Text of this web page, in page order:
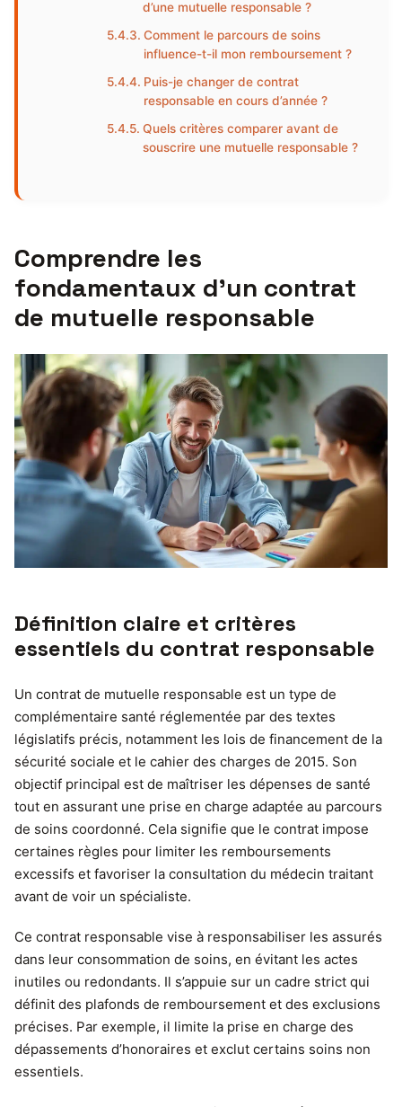
d’une mutuelle responsable ?
Comment le parcours de soins
influence-t-il mon remboursement ?
Puis-je changer de contrat
responsable en cours d’année ?
Quels critères comparer avant de
souscrire une mutuelle responsable ?
Comprendre les
fondamentaux d’un contrat
de mutuelle responsable
Définition claire et critères
essentiels du contrat responsable
Un contrat de mutuelle responsable est un type de
complémentaire santé réglementée par des textes
législatifs précis, notamment les lois de financement de la
sécurité sociale et le cahier des charges de 2015. Son
objectif principal est de maîtriser les dépenses de santé
tout en assurant une prise en charge adaptée au parcours
de soins coordonné. Cela signifie que le contrat impose
certaines règles pour limiter les remboursements
excessifs et favoriser la consultation du médecin traitant
avant de voir un spécialiste.
Ce contrat responsable vise à responsabiliser les assurés
dans leur consommation de soins, en évitant les actes
inutiles ou redondants. Il s’appuie sur un cadre strict qui
définit des plafonds de remboursement et des exclusions
précises. Par exemple, il limite la prise en charge des
dépassements d’honoraires et exclut certains soins non
essentiels.